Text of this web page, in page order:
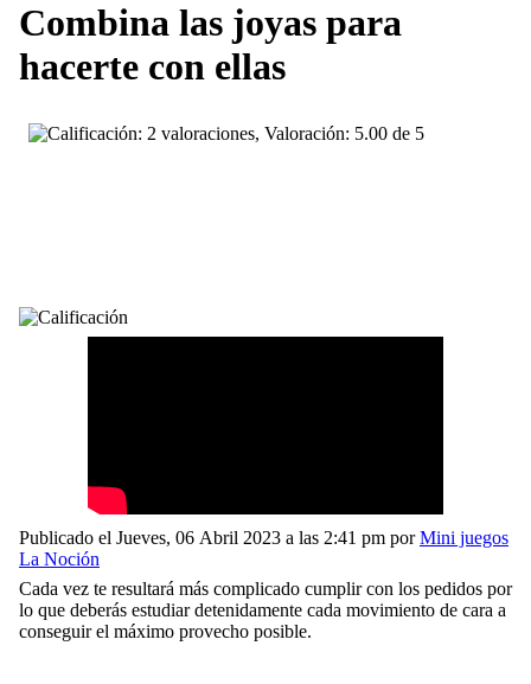
Combina las joyas para
hacerte con ellas
Publicado el Jueves, 06 Abril 2023 a las 2:41 pm por Mini juegos
La Noción
Cada vez te resultará más complicado cumplir con los pedidos por
lo que deberás estudiar detenidamente cada movimiento de cara a
conseguir el máximo provecho posible.